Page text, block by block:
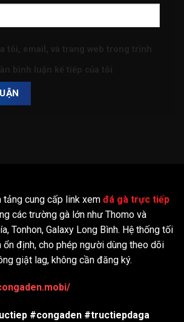
tảng cung cấp link xem đá gà trực tiếp
các trường gà lớn như Thomo và
Tonhon, Galaxy Long Bình. Hệ thống tối
ổn định, cho phép người dùng theo dõi
giật lag, không cần đăng ký.
#congaden #tructiepdaga